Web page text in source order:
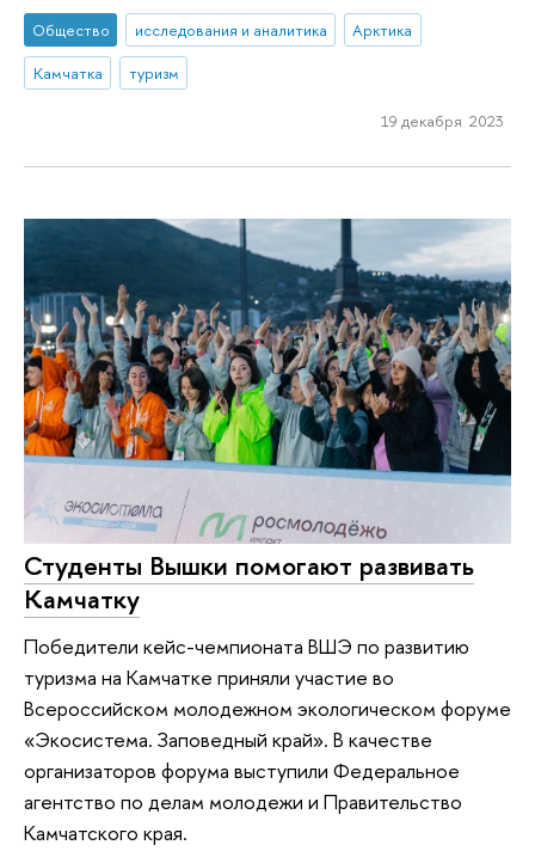
Общество исследования и аналитика
Арктика
Камчатка
туризм
19 декабря 2023
Студенты Вышки помогают развивать
Камчатку
Победители кейс-чемпионата ВШЭ по развитию
туризма на Камчатке приняли участие во
Всероссийском молодежном экологическом форуме
«Экосистема. Заповедный край». В качестве
организаторов форума выступили Федеральное
агентство по делам молодежи и Правительство
Камчатского края.